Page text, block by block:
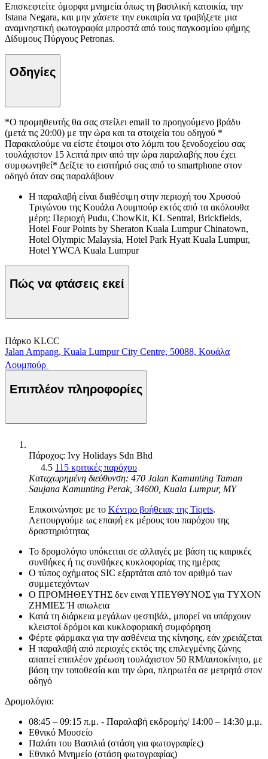
Επισκεφτείτε όμορφα μνημεία όπως τη βασιλική κατοικία, την
Istana Negara, και μην χάσετε την ευκαιρία να τραβήξετε μια
αναμνηστική φωτογραφία μπροστά από τους παγκοσμίου φήμης
Δίδυμους Πύργους Petronas.
Οδηγίες
*Ο προμηθευτής θα σας στείλει email το προηγούμενο βράδυ
(μετά τις 20:00) με την ώρα και τα στοιχεία του οδηγού *
Παρακαλούμε να είστε έτοιμοι στο λόμπι του ξενοδοχείου σας
τουλάχιστον 15 λεπτά πριν από την ώρα παραλαβής που έχει
συμφωνηθεί* Δείξτε το εισιτήριό σας από το smartphone στον
οδηγό όταν σας παραλάβουν
Η παραλαβή είναι διαθέσιμη στην περιοχή του Χρυσού
Τριγώνου της Κουάλα Λουμπούρ εκτός από τα ακόλουθα
μέρη: Περιοχή Pudu, ChowKit, KL Sentral, Brickfields,
Hotel Four Points by Sheraton Kuala Lumpur Chinatown,
Hotel Olympic Malaysia, Hotel Park Hyatt Kuala Lumpur,
Hotel YWCA Kuala Lumpur
Πώς να φτάσεις εκεί
Πάρκο KLCC
Jalan Ampang, Kuala Lumpur City Centre, 50088, Κουάλα
Λουμπούρ
Επιπλέον πληροφορίες
Πάροχος: Ivy Holidays Sdn Bhd
4.5 115 κριτικές παρόχου
Καταχωρημένη διεύθυνση: 470 Jalan Kamunting Taman
Saujana Kamunting Perak, 34600, Kuala Lumpur, MY
Επικοινώνησε με το Κέντρο βοήθειας της Tiqets.
Λειτουργούμε ως επαφή εκ μέρους του παρόχου της
δραστηριότητας
Το δρομολόγιο υπόκειται σε αλλαγές με βάση τις καιρικές
συνθήκες ή τις συνθήκες κυκλοφορίας της ημέρας
Ο τύπος οχήματος SIC εξαρτάται από τον αριθμό των
συμμετεχόντων
Ο ΠΡΟΜΗΘΕΥΤΗΣ δεν ειναι ΥΠΕΥΘΥΝΟΣ για ΤΥΧΟΝ
ΖΗΜΙΕΣ Ή απωλεια
Κατά τη διάρκεια μεγάλων φεστιβάλ, μπορεί να υπάρχουν
κλειστοί δρόμοι και κυκλοφοριακή συμφόρηση
Φέρτε φάρμακα για την ασθένεια της κίνησης, εάν χρειάζεται
Η παραλαβή από περιοχές εκτός της επιλεγμένης ζώνης
απαιτεί επιπλέον χρέωση τουλάχιστον 50 RM/αυτοκίνητο, με
βάση την τοποθεσία και την ώρα, πληρωτέα σε μετρητά στον
οδηγό
Δρομολόγιο:
08:45 – 09:15 π.μ. - Παραλαβή εκδρομής/ 14:00 – 14:30 μ.μ.
Εθνικό Μουσείο
Παλάτι του Βασιλιά (στάση για φωτογραφίες)
Εθνικό Μνημείο (στάση φωτογραφίας)